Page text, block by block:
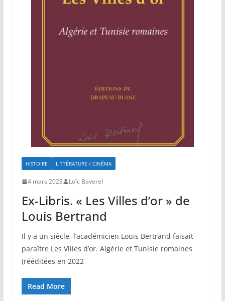
HISTOIRE LITTÉRATURE / CINÉMA
4 mars 2023 Loïc Baverel
Ex-Libris. « Les Villes d’or » de
Louis Bertrand
Il y a un siècle, l’académicien Louis Bertrand faisait
paraître Les Villes d’or. Algérie et Tunisie romaines
(rééditées en 2022
Read More